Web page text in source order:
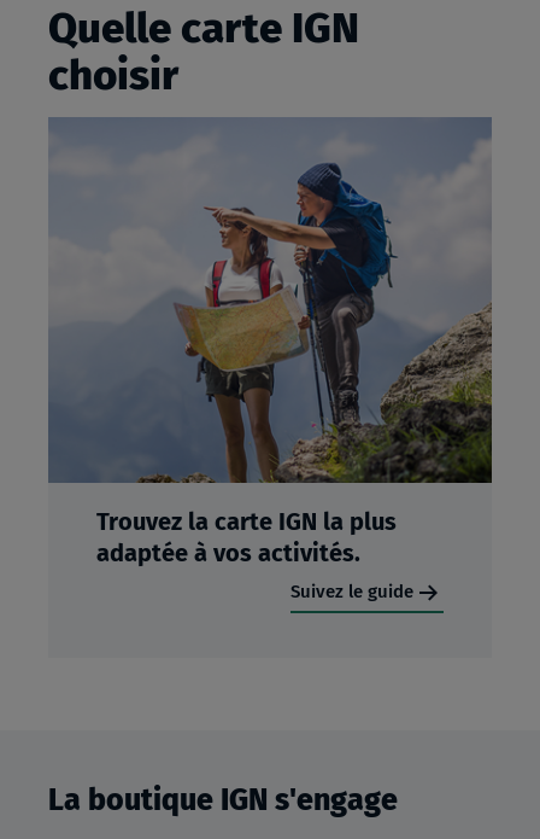
Quelle carte IGN
choisir
Trouvez la carte IGN la plus
adaptée à vos activités.
Suivez le guide
La boutique IGN s'engage